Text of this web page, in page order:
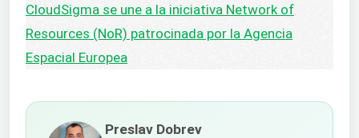
CloudSigma se une a la iniciativa Network of
Resources (NoR) patrocinada por la Agencia
Espacial Europea
Preslav Dobrev